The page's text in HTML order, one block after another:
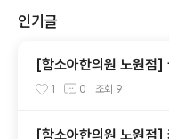
인기글
[함소아한의원 노원점]
괴롭히는 불청객 비염
1 0 조회 9
[함소아한의원 노원점]